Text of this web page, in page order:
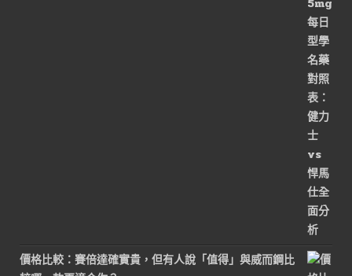
價格比較：賽倍達確實貴，但有人說「值得」與威而鋼比